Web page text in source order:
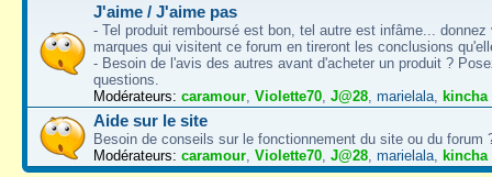
J'aime / J'aime pas
- Tel produit remboursé est bon, tel autre est infâme...
marques qui visitent ce forum en tireront les conclusions
- Besoin de l'avis des autres avant d'acheter un produit ?
questions.
Modérateurs: caramour Violette70 J@28 marielala kincha
Aide sur le site
Besoin de conseils sur le fonctionnement du site ou du forum
Modérateurs: caramour Violette70 J@28 marielala kincha